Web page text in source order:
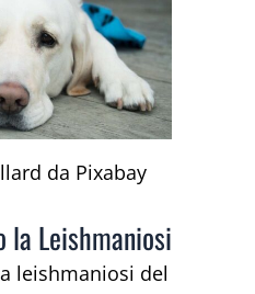
da Pixabay
la Leishmaniosi
leishmaniosi del